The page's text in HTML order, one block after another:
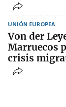
UNIÓN EUROPEA
Von der
Marruecos
crisis